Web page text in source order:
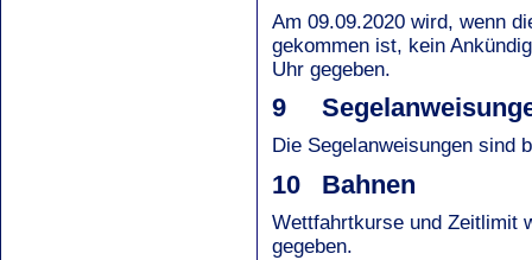
Am 09.09.2020 wird, wenn
gekommen ist, kein
Uhr gegeben.
9
Die Segelanweisungen sind
10 Bahnen
Wettfahrtkurse und Zeitlimit
gegeben.